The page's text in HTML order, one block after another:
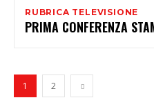
RUBRICA TELEVISIONE
PRIMA CONFERENZA
1 2